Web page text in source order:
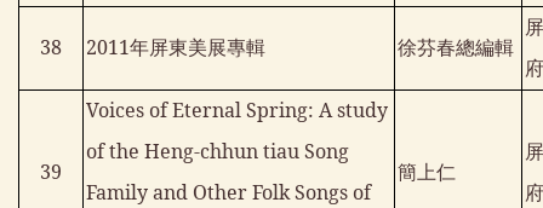
38 2011年屏東美展專輯 徐芬春總編輯
39
Voices of Eternal Spring: A study
of the Heng-chhun tiau Song
Family and Other Folk Songs of
簡上仁
府